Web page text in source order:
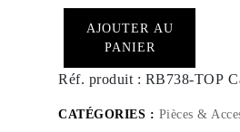
AJOUTER AU
PANIER
Réf. produit : RB738-TOP
CATÉGORIES : Pièces &